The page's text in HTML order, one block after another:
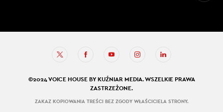
©2024 VOICE HOUSE BY KUŹNIAR MEDIA. WSZELKIE PRAWA
ZASTRZEŻONE.
ZAKAZ KOPIOWANIA TREŚCI BEZ ZGODY WŁAŚCICIELA STRONY.